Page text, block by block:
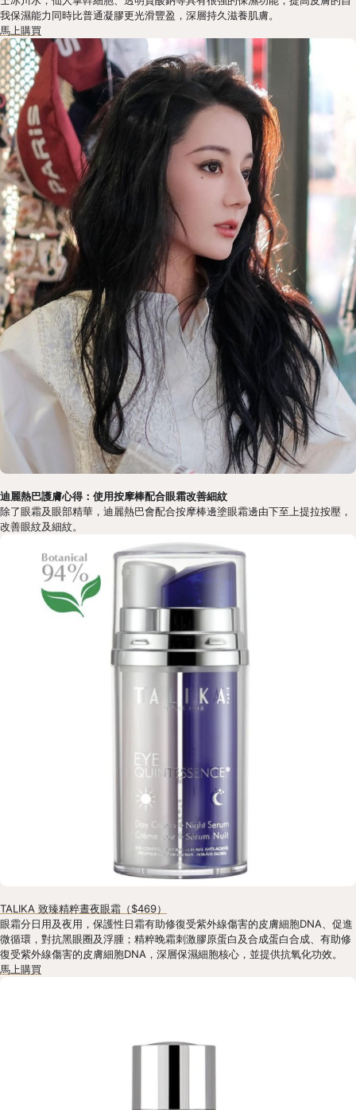
我保濕能力同時比普通凝膠更光滑豐盈，深層持久滋養肌膚。
馬上購買
迪麗熱巴護膚心得：使用按摩棒配合眼霜改善細紋
除了眼霜及眼部精華，迪麗熱巴會配合按摩棒邊塗眼霜邊由下至上提拉按壓，
改善眼紋及細紋。
TALIKA 致臻精粹晝夜眼霜（$469）
眼霜分日用及夜用，保護性日霜有助修復受紫外線傷害的皮膚細胞DNA、促進
微循環，對抗黑眼圈及浮腫；精粹晚霜刺激膠原蛋白及合成蛋白合成、有助修
復受紫外線傷害的皮膚細胞DNA，深層保濕細胞核心，並提供抗氧化功效。
馬上購買